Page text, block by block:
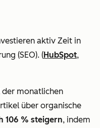
aktiv Zeit in
(SEO). (HubSpot,
der monatlichen
über organische
106 % steigern, indem